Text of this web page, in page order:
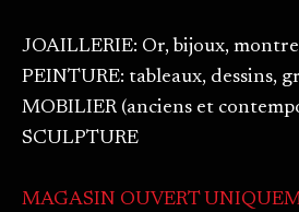
JOAILLERIE: Or, bijoux,
PEINTURE: tableaux, dessins,
MOBILIER (anciens et
SCULPTURE
MAGASIN OUVERT